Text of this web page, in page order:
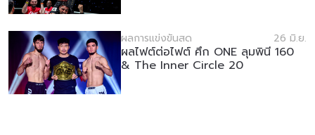
ผลการแข่งขันสด 26 มิ.ย.
ผลไฟต์ต่อไฟต์ ศึก ONE ลุมพินี 160
& The Inner Circle 20
สมัครเพื่อไม่พลาดข่าวเด็ด
เพื่อไม่พลาดข่าวสารของ ONE รีบลงทะเบียนตอนนี้
เพื่อรับข้อมูลอัปเดตล่าสุดก่อนใคร รวมทั้งข้อเสนอ